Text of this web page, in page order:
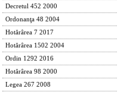
Decretul 452 2000
Ordonanţa 48 2004
Hotărârea 7 2017
Hotărârea 1502 2004
Ordin 1292 2016
Hotărârea 98 2000
Legea 267 2008